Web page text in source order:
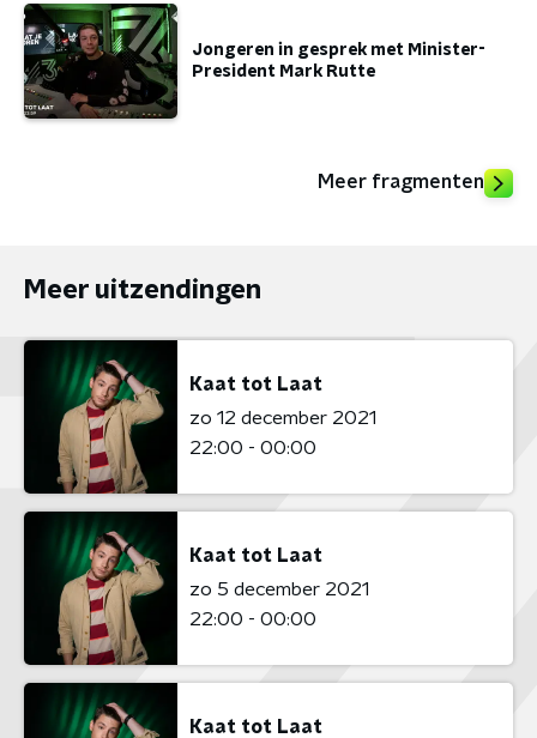
Jongeren in gesprek met Minister-
President Mark Rutte
Meer fragmenten
Meer uitzendingen
Kaat tot Laat
zo 12 december 2021
22:00 - 00:00
Kaat tot Laat
zo 5 december 2021
22:00 - 00:00
Kaat tot Laat